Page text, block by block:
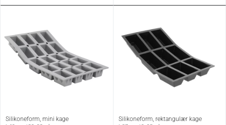
Silikoneform, mini kage Silikoneform, rektangulær kage